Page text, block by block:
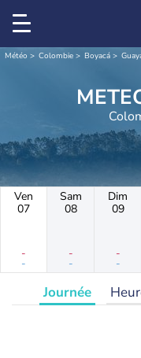
Météo Colombie Boyacá
Ven
07
-
-
Sam
08
-
-
Dim
09
-
-
Journée